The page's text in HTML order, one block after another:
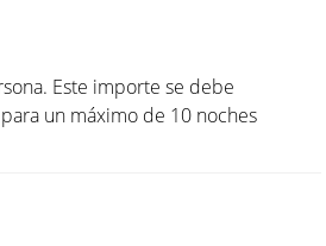
Este importe se debe
un máximo de 10 noches